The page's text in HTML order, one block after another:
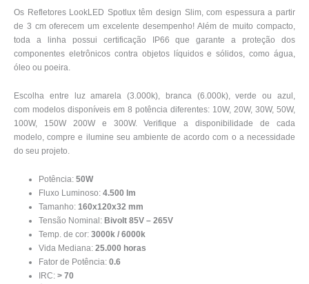
Os Refletores LookLED Spotlux têm design Slim, com espessura a partir
de 3 cm oferecem um excelente desempenho! Além de muito compacto,
toda a linha possui certificação IP66 que garante a proteção dos
componentes eletrônicos contra objetos líquidos e sólidos, como água,
óleo ou poeira.
Escolha entre luz amarela (3.000k), branca (6.000k), verde ou azul,
com modelos disponíveis em 8 potência diferentes: 10W, 20W, 30W, 50W,
100W, 150W 200W e 300W. Verifique a disponibilidade de cada
modelo, compre e ilumine seu ambiente de acordo com o a necessidade
do seu projeto.
Potência: 50W
Fluxo Luminoso: 4.500 lm
Tamanho: 160x120x32 mm
Tensão Nominal: Bivolt 85V – 265V
Temp. de cor: 3000k / 6000k
Vida Mediana: 25.000 horas
Fator de Potência: 0.6
IRC: > 70